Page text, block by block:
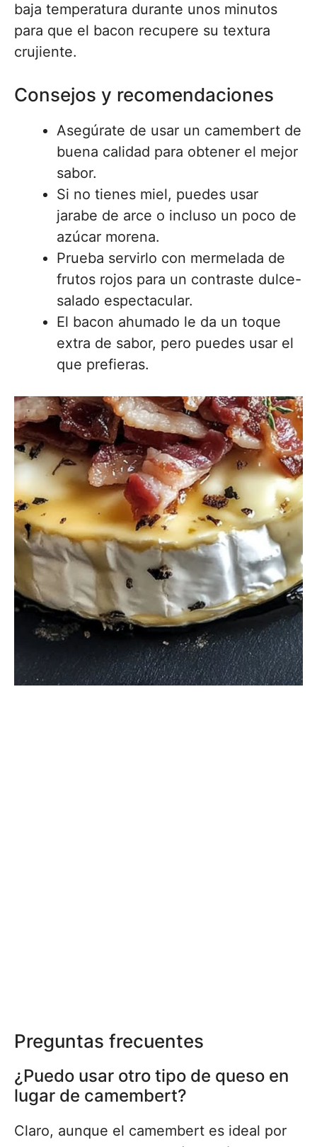
baja temperatura durante unos minutos
para que el bacon recupere su textura
crujiente.
Consejos y recomendaciones
Asegúrate de usar un camembert de
buena calidad para obtener el mejor
sabor.
Si no tienes miel, puedes usar
jarabe de arce o incluso un poco de
azúcar morena.
Prueba servirlo con mermelada de
frutos rojos para un contraste dulce-
salado espectacular.
El bacon ahumado le da un toque
extra de sabor, pero puedes usar el
que prefieras.
Preguntas frecuentes
¿Puedo usar otro tipo de queso en
lugar de camembert?
Claro, aunque el camembert es ideal por